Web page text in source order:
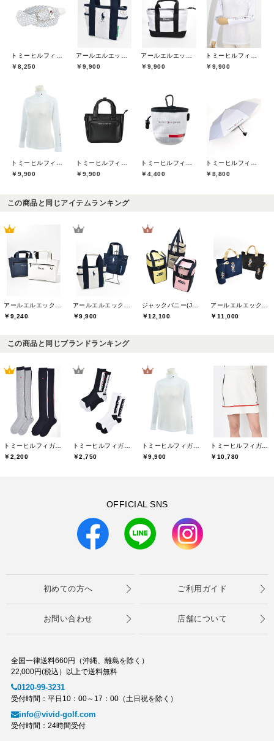
￥8,250
￥9,900
￥9,900
￥9,900
￥9,900
￥9,900
￥4,400
￥8,800
この商品と同じアイテムランキング
￥9,240
￥9,900
￥12,100
￥11,000
この商品と同じブランドランキング
￥2,200
￥2,750
￥9,900
￥10,780
OFFICIAL SNS
初めての方へ ご利用ガイド
お問い合わせ 店舗について
全国一律送料660円（沖縄、離島を除く）
22,000円(税込）以上で送料無料
0120-99-3231
受付時間：平日10：00～17：00（土日祝を除く）
info@vivid-golf.com
受付時間：24時間受付